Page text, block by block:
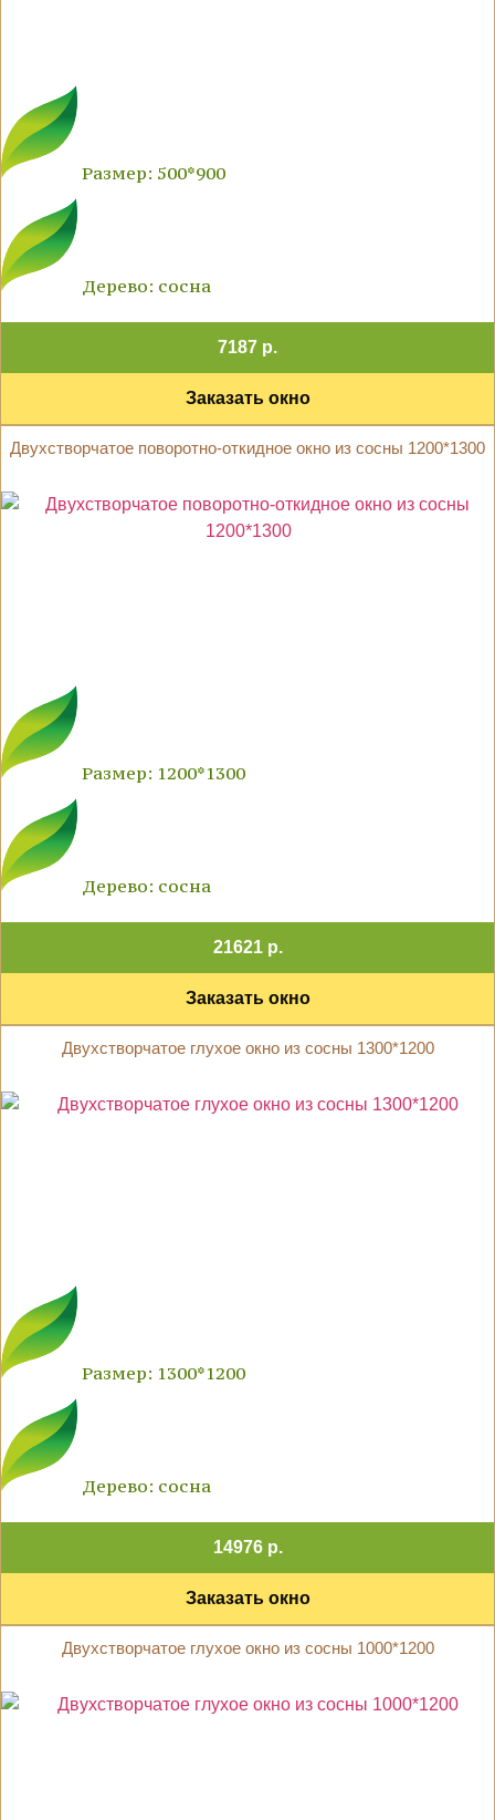
Размер: 500*900
Дерево: сосна
7187 р.
Заказать окно
Двухстворчатое поворотно-откидное окно из сосны 1200*1300
Размер: 1200*1300
Дерево: сосна
21621 р.
Заказать окно
Двухстворчатое глухое окно из сосны 1300*1200
Размер: 1300*1200
Дерево: сосна
14976 р.
Заказать окно
Двухстворчатое глухое окно из сосны 1000*1200